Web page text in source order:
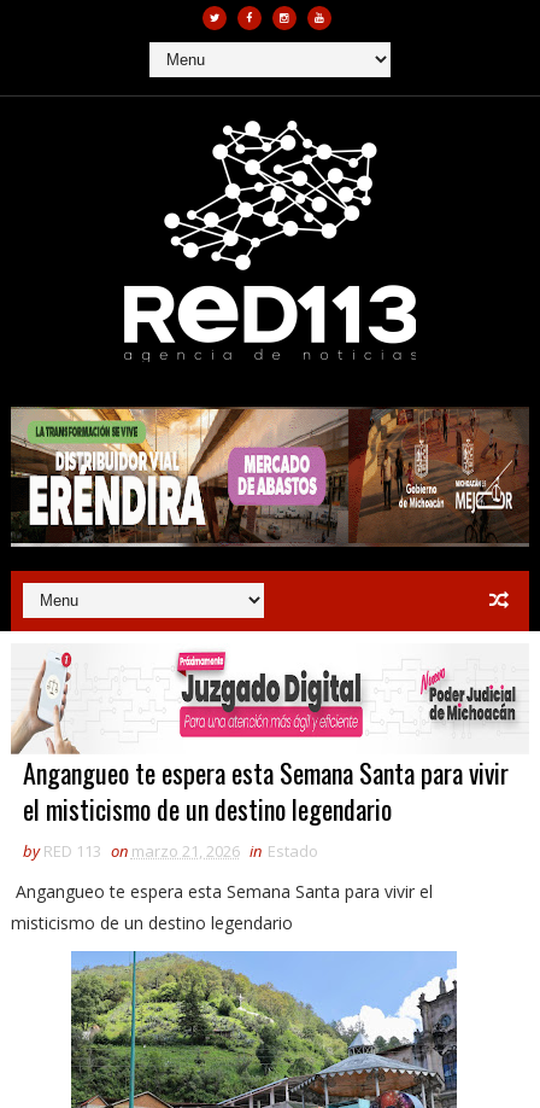
Angangueo te espera esta Semana Santa para vivir
el misticismo de un destino legendario
by RED 113 on marzo 21, 2026 in Estado
Angangueo te espera esta Semana Santa para vivir el
misticismo de un destino legendario